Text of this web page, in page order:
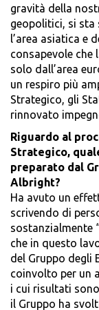
gravità della
geopolitici, si sta
l’area asiatica e
consapevole che
solo dall’area
un respiro più
Strategico, gli
rinnovato
Riguardo al
Strategico,
preparato dal
Albright?
Ha avuto un
scrivendo di
sostanzialmente
che in questo
del Gruppo degli
coinvolto per un
i cui risultati
il Gruppo ha